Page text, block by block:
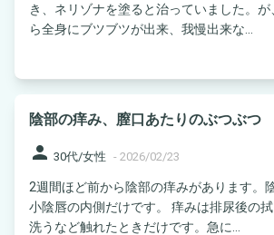
き、ネリゾナを塗ると治っていました。
ら全身にブツブツが出来、我慢出来な...
陰部の痒み、膣口あたりのぶつぶつ
person 30代/女性 - 2026/02/23
2週間ほど前から陰部の痒みがあります。
小陰唇の内側だけです。 痒みは排尿後の
洗うなど触れたときだけです。急に...